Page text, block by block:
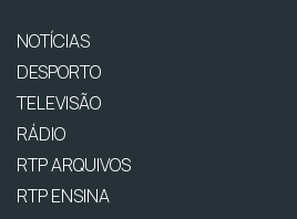
NOTÍCIAS
DESPORTO
TELEVISÃO
RÁDIO
RTP ARQUIVOS
RTP ENSINA